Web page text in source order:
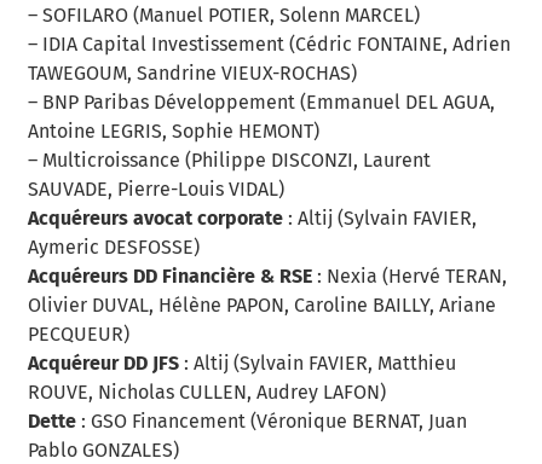
– SOFILARO (Manuel POTIER, Solenn MARCEL)
– IDIA Capital Investissement (Cédric FONTAINE, Adrien
TAWEGOUM, Sandrine VIEUX-ROCHAS)
– BNP Paribas Développement (Emmanuel DEL AGUA,
Antoine LEGRIS, Sophie HEMONT)
– Multicroissance (Philippe DISCONZI, Laurent
SAUVADE, Pierre-Louis VIDAL)
Acquéreurs avocat corporate : Altij (Sylvain FAVIER,
Aymeric DESFOSSE)
Acquéreurs DD Financière & RSE : Nexia (Hervé TERAN,
Olivier DUVAL, Hélène PAPON, Caroline BAILLY, Ariane
PECQUEUR)
Acquéreur DD JFS : Altij (Sylvain FAVIER, Matthieu
ROUVE, Nicholas CULLEN, Audrey LAFON)
Dette : GSO Financement (Véronique BERNAT, Juan
Pablo GONZALES)